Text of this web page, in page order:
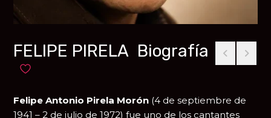
FELIPE PIRELA Biografía
Añadir a favoritos
Felipe Antonio Pirela Morón (4 de septiembre de
1941 – 2 de julio de 1972) fue uno de los cantantes